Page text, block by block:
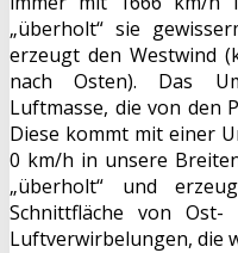
„überholt“ sie
erzeugt den Westwind
nach Osten). Das
Luftmasse, die von den
Diese kommt mit einer
0 km/h in unsere
„überholt“ und
Schnittfläche von Ost-
Luftverwirbelungen, die